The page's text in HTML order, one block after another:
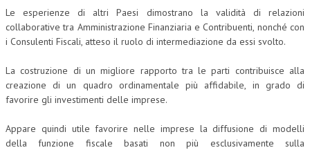
CORSI ENTI TERZI
PUBBLICAZIONI
BOLLETTINO FINANZIAMENTI
TELEGRAM
DOCUMENTI
Le esperienze di altri Paesi dimostrano la validità di relazioni
collaborative tra Amministrazione Finanziaria e Contribuenti, nonché con
i Consulenti Fiscali, atteso il ruolo di intermediazione da essi svolto.
La costruzione di un migliore rapporto tra le parti contribuisce alla
creazione di un quadro ordinamentale più affidabile, in grado di
favorire gli investimenti delle imprese.
Appare quindi utile favorire nelle imprese la diffusione di modelli
della funzione fiscale basati non più esclusivamente sulla